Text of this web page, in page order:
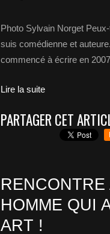
Photo Sylvain Norget
suis comédienne et
commencé à écrire en
Lire la suite
PARTAGER CET
HOMME QUI
ART !